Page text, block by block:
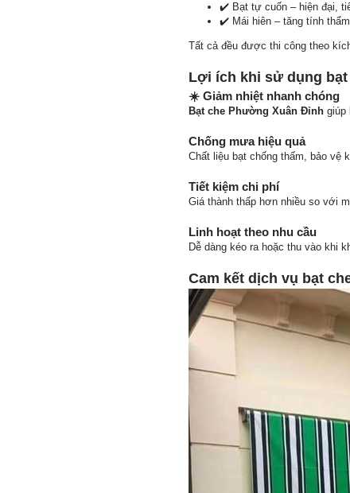
✔️ Bạt tự cuốn – hiện đại,
✔️ Mái hiên – tăng tính
Tất cả đều được thi công theo
Lợi ích khi sử dụng
☀️ Giảm nhiệt nhanh chóng
Bạt che Phường Xuân Đỉnh giúp
Chống mưa hiệu quả
Chất liệu bạt chống thấm, bảo vệ
Tiết kiệm chi phí
Giá thành thấp hơn nhiều so với
Linh hoạt theo nhu cầu
Dễ dàng kéo ra hoặc thu vào khi
Cam kết dịch vụ bạt